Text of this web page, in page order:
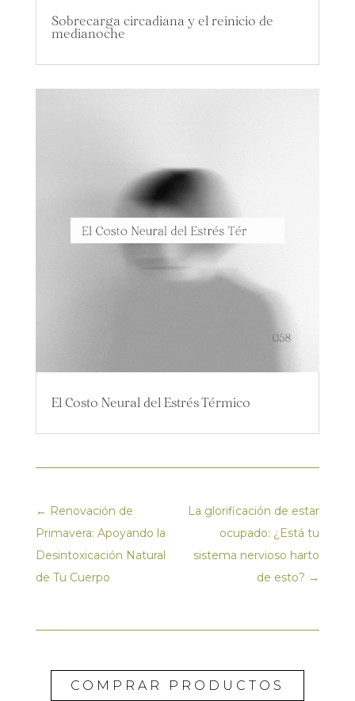
Sobrecarga circadiana y el reinicio de
medianoche
El Costo Neural del Estrés Térmico
← Renovación de
Primavera: Apoyando la
Desintoxicación Natural
de Tu Cuerpo
La glorificación de estar
ocupado: ¿Está tu
sistema nervioso harto
de esto? →
COMPRAR PRODUCTOS